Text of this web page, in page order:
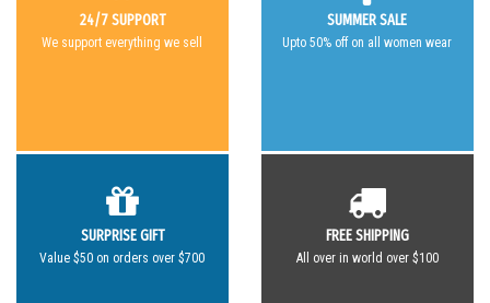
24/7 SUPPORT
We support everything we sell
SUMMER SALE
Upto 50% off on all women wear
SURPRISE GIFT
Value $50 on orders over $700
FREE SHIPPING
All over in world over $100